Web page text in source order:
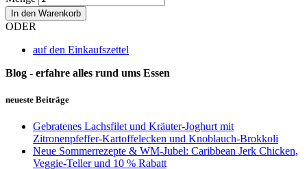
In den Warenkorb
ODER
auf den Einkaufszettel
Blog - erfahre alles rund ums Essen
neueste Beiträge
Gebratenes Lachsfilet und Kräuter-Joghurt mit
Zitronenpfeffer-Kartoffelecken und Knoblauch-Brokkoli
Neue Sommerrezepte & WM-Jubel: Caribbean Jerk Chicken,
Veggie-Teller und 10 % Rabatt